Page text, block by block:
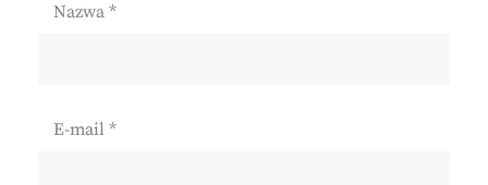
Nazwa *
E-mail *